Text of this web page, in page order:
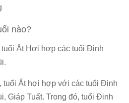
nào?
Ất Hợi hợp các tuổi Đinh
tuổi Ất hợi hợp với các tuổi Đinh
Giáp Tuất. Trong đó, tuổi Đinh